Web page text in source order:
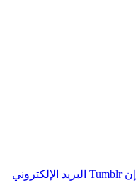
Tumblr البريد الإلكتروني